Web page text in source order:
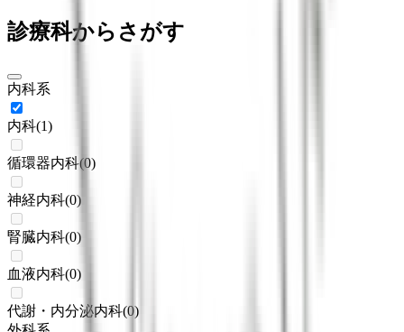
診療科からさがす
内科系
内科(1)
循環器内科(0)
神経内科(0)
腎臓内科(0)
血液内科(0)
代謝・内分泌内科(0)